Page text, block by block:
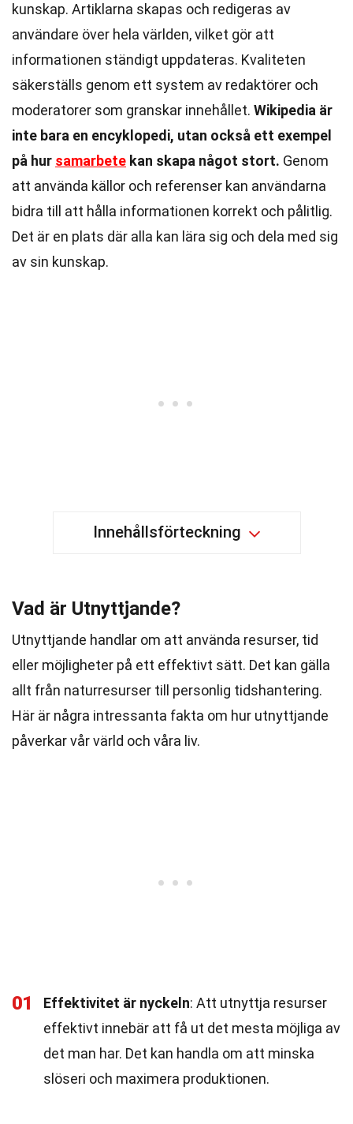
kunskap. Artiklarna skapas och redigeras av
användare över hela världen, vilket gör att
informationen ständigt uppdateras. Kvaliteten
säkerställs genom ett system av redaktörer och
moderatorer som granskar innehållet. Wikipedia är
inte bara en encyklopedi, utan också ett exempel
på hur samarbete kan skapa något stort. Genom
att använda källor och referenser kan användarna
bidra till att hålla informationen korrekt och pålitlig.
Det är en plats där alla kan lära sig och dela med sig
av sin kunskap.
Innehållsförteckning
Vad är Utnyttjande?
Utnyttjande handlar om att använda resurser, tid
eller möjligheter på ett effektivt sätt. Det kan gälla
allt från naturresurser till personlig tidshantering.
Här är några intressanta fakta om hur utnyttjande
påverkar vår värld och våra liv.
01 Effektivitet är nyckeln: Att utnyttja resurser
effektivt innebär att få ut det mesta möjliga av
det man har. Det kan handla om att minska
slöseri och maximera produktionen.